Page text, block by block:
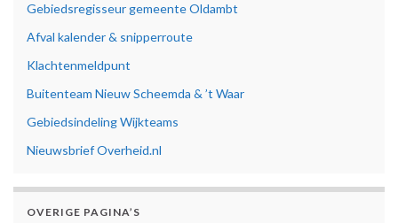
Gebiedsregisseur gemeente Oldambt
Afval kalender & snipperroute
Klachtenmeldpunt
Buitenteam Nieuw Scheemda & ’t Waar
Gebiedsindeling Wijkteams
Nieuwsbrief Overheid.nl
OVERIGE PAGINA’S